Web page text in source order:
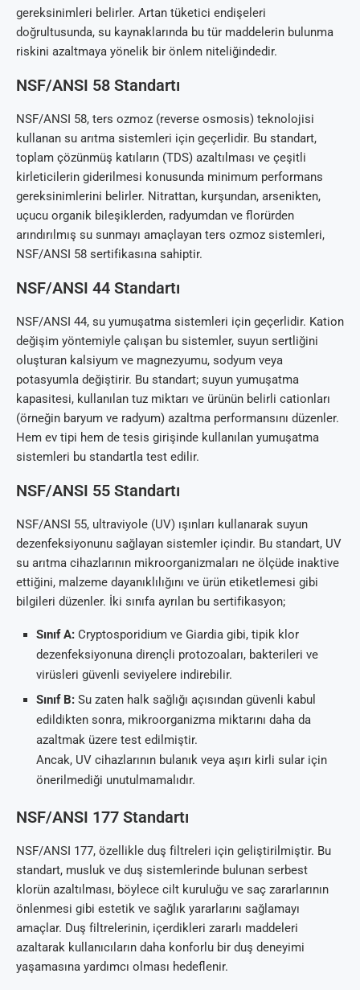
gereksinimleri belirler. Artan tüketici endişeleri
doğrultusunda, su kaynaklarında bu tür maddelerin bulunma
riskini azaltmaya yönelik bir önlem niteliğindedir.
NSF/ANSI 58 Standartı
NSF/ANSI 58, ters ozmoz (reverse osmosis) teknolojisi
kullanan su arıtma sistemleri için geçerlidir. Bu standart,
toplam çözünmüş katıların (TDS) azaltılması ve çeşitli
kirleticilerin giderilmesi konusunda minimum performans
gereksinimlerini belirler. Nitrattan, kurşundan, arsenikten,
uçucu organik bileşiklerden, radyumdan ve florürden
arındırılmış su sunmayı amaçlayan ters ozmoz sistemleri,
NSF/ANSI 58 sertifikasına sahiptir.
NSF/ANSI 44 Standartı
NSF/ANSI 44, su yumuşatma sistemleri için geçerlidir. Kation
değişim yöntemiyle çalışan bu sistemler, suyun sertliğini
oluşturan kalsiyum ve magnezyumu, sodyum veya
potasyumla değiştirir. Bu standart; suyun yumuşatma
kapasitesi, kullanılan tuz miktarı ve ürünün belirli cationları
(örneğin baryum ve radyum) azaltma performansını düzenler.
Hem ev tipi hem de tesis girişinde kullanılan yumuşatma
sistemleri bu standartla test edilir.
NSF/ANSI 55 Standartı
NSF/ANSI 55, ultraviyole (UV) ışınları kullanarak suyun
dezenfeksiyonunu sağlayan sistemler içindir. Bu standart, UV
su arıtma cihazlarının mikroorganizmaları ne ölçüde inaktive
ettiğini, malzeme dayanıklılığını ve ürün etiketlemesi gibi
bilgileri düzenler. İki sınıfa ayrılan bu sertifikasyon;
Sınıf A: Cryptosporidium ve Giardia gibi, tipik klor
dezenfeksiyonuna dirençli protozoaları, bakterileri ve
virüsleri güvenli seviyelere indirebilir.
Sınıf B: Su zaten halk sağlığı açısından güvenli kabul
edildikten sonra, mikroorganizma miktarını daha da
azaltmak üzere test edilmiştir.
Ancak, UV cihazlarının bulanık veya aşırı kirli sular için
önerilmediği unutulmamalıdır.
NSF/ANSI 177 Standartı
NSF/ANSI 177, özellikle duş filtreleri için geliştirilmiştir. Bu
standart, musluk ve duş sistemlerinde bulunan serbest
klorün azaltılması, böylece cilt kuruluğu ve saç zararlarının
önlenmesi gibi estetik ve sağlık yararlarını sağlamayı
amaçlar. Duş filtrelerinin, içerdikleri zararlı maddeleri
azaltarak kullanıcıların daha konforlu bir duş deneyimi
yaşamasına yardımcı olması hedeflenir.